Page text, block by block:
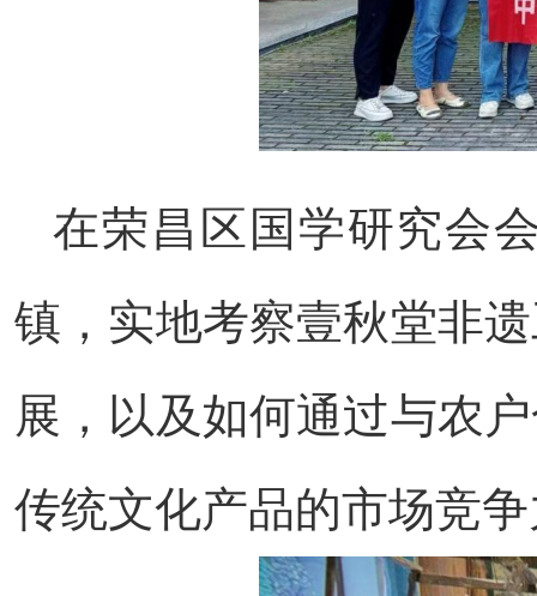
在荣昌区国学研究会
镇，实地考察壹秋堂非
展，以及如何通过与农
传统文化产品的市场竞